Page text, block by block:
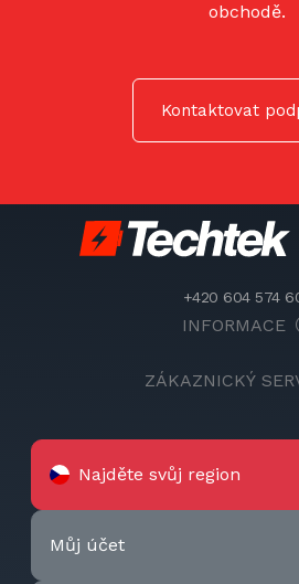
obchodě.
Kontaktovat
+420 604 574
INFORMACE
ZÁKAZNICKÝ
Najděte svůj region
Můj účet